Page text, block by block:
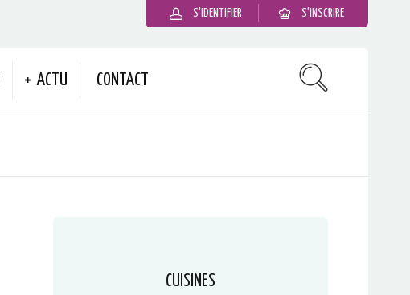
S'IDENTIFIER S'INSCRIRE
ACTU CONTACT
CUISINES